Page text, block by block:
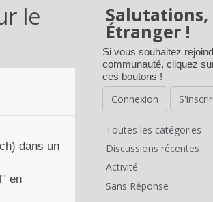
le
dans un
en
Salutations,
Étranger !
Si vous souhaitez
communauté, cliquez
ces boutons !
Connexion
L
i
Toutes les catégories
Discussions récentes
Activité
Sans Réponse